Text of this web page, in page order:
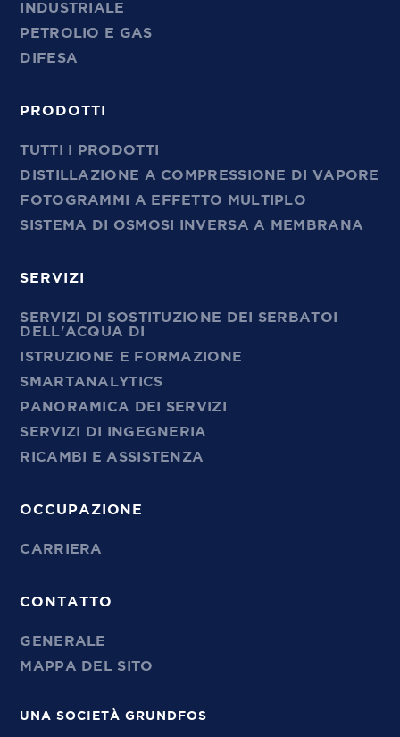
INDUSTRIALE
PETROLIO E GAS
DIFESA
PRODOTTI
TUTTI I PRODOTTI
DISTILLAZIONE A COMPRESSIONE DI VAPORE
FOTOGRAMMI A EFFETTO MULTIPLO
SISTEMA DI OSMOSI INVERSA A MEMBRANA
SERVIZI
SERVIZI DI SOSTITUZIONE DEI SERBATOI
DELL'ACQUA DI
ISTRUZIONE E FORMAZIONE
SMARTANALYTICS
PANORAMICA DEI SERVIZI
SERVIZI DI INGEGNERIA
RICAMBI E ASSISTENZA
OCCUPAZIONE
CARRIERA
CONTATTO
GENERALE
MAPPA DEL SITO
UNA SOCIETÀ GRUNDFOS